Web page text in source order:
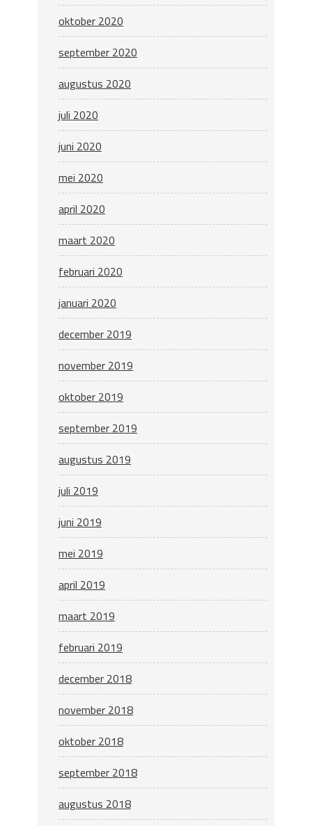
oktober 2020
september 2020
augustus 2020
juli 2020
juni 2020
mei 2020
april 2020
maart 2020
februari 2020
januari 2020
december 2019
november 2019
oktober 2019
september 2019
augustus 2019
juli 2019
juni 2019
mei 2019
april 2019
maart 2019
februari 2019
december 2018
november 2018
oktober 2018
september 2018
augustus 2018